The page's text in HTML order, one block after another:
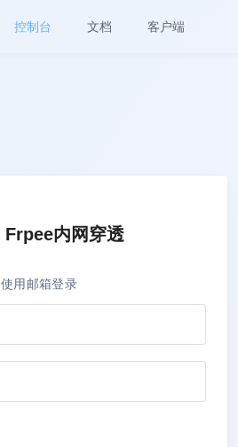
控制台 文档 客户端
Frpee内网穿透
使用邮箱登录